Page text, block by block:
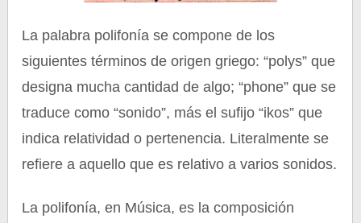
La palabra polifonía se compone de los
siguientes términos de origen griego: “polys” que
designa mucha cantidad de algo; “phone” que se
traduce como “sonido”, más el sufijo “ikos” que
indica relatividad o pertenencia. Literalmente se
refiere a aquello que es relativo a varios sonidos.
La polifonía, en Música, es la composición